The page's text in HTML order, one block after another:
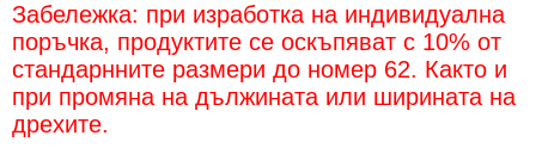
Забележка: при изработка на индивидуална
поръчка, продуктите се оскъпяват с 10% от
стандарнните размери до номер 62. Както и
при промяна на дължината или ширината на
дрехите.